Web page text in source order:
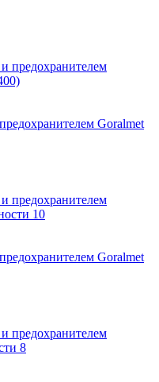
Goralmet
Goralmet